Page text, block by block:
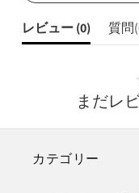
レビュー (0) 質問(
まだレ
カテゴリー